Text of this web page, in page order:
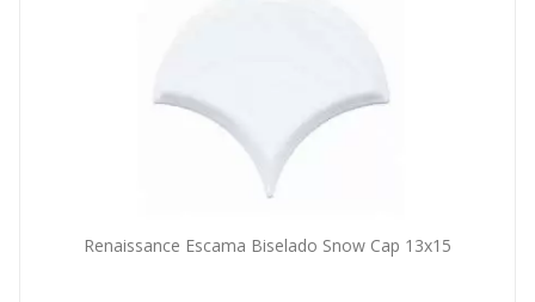
Renaissance Escama Biselado Snow Cap 13x15